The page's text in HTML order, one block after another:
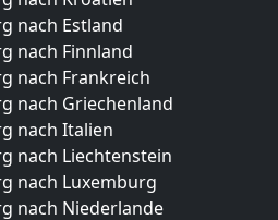
nach Estland
nach Finnland
nach Frankreich
nach Griechenland
nach Italien
nach Liechtenstein
nach Luxemburg
nach Niederlande